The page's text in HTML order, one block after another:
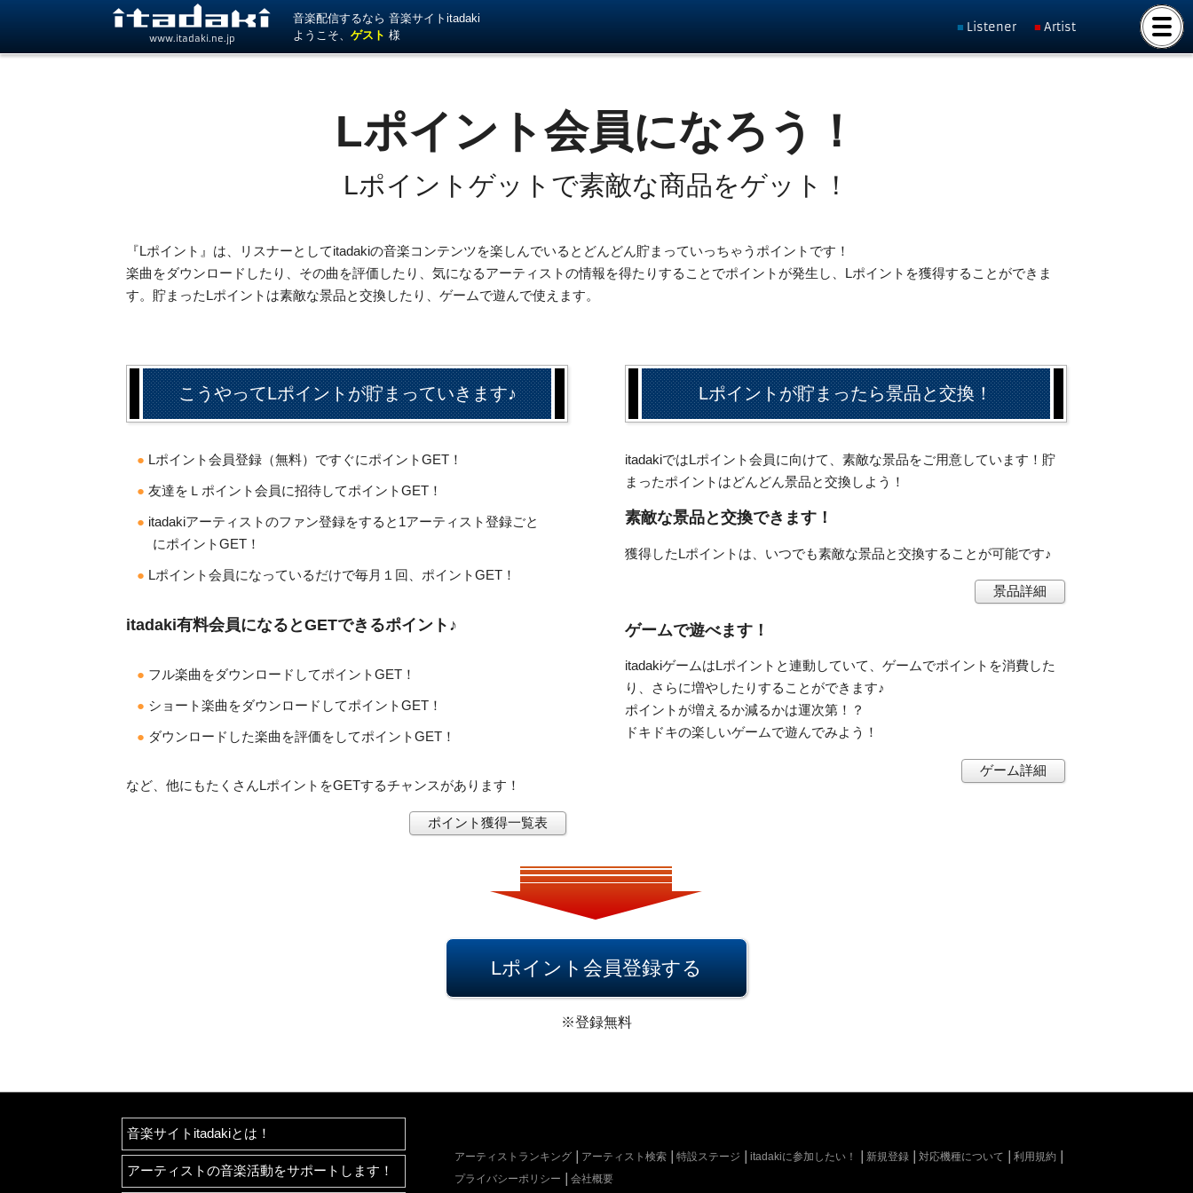
www.itadaki.ne.jp
音楽配信するなら 音楽サイトitadaki
ようこそ、ゲスト 様
Listener Artist
Lポイント会員になろう！
Lポイントゲットで素敵な商品をゲット！
『Lポイント』は、リスナーとしてitadakiの音楽コンテンツを楽しんでいるとどんどん貯まっていっちゃうポイントです！
楽曲をダウンロードしたり、その曲を評価したり、気になるアーティストの情報を得たりすることでポイントが発生し、Lポイントを獲得することができま
す。貯まったLポイントは素敵な景品と交換したり、ゲームで遊んで使えます。
こうやってLポイントが貯まっていきます♪
Lポイント会員登録（無料）ですぐにポイントGET！
友達をＬポイント会員に招待してポイントGET！
itadakiアーティストのファン登録をすると1アーティスト登録ごと
にポイントGET！
Lポイント会員になっているだけで毎月１回、ポイントGET！
itadaki有料会員になるとGETできるポイント♪
フル楽曲をダウンロードしてポイントGET！
ショート楽曲をダウンロードしてポイントGET！
ダウンロードした楽曲を評価をしてポイントGET！
など、他にもたくさんLポイントをGETするチャンスがあります！
ポイント獲得一覧表
Lポイントが貯まったら景品と交換！
itadakiではLポイント会員に向けて、素敵な景品をご用意しています！貯
まったポイントはどんどん景品と交換しよう！
素敵な景品と交換できます！
獲得したLポイントは、いつでも素敵な景品と交換することが可能です♪
景品詳細
ゲームで遊べます！
itadakiゲームはLポイントと連動していて、ゲームでポイントを消費した
り、さらに増やしたりすることができます♪
ポイントが増えるか減るかは運次第！？
ドキドキの楽しいゲームで遊んでみよう！
ゲーム詳細
Lポイント会員登録する
※登録無料
音楽サイトitadakiとは！
アーティストの音楽活動をサポートします！
アーティストランキング アーティスト検索 特設ステージ itadakiに参加したい！ 新規登録 対応機種について
利用規約
プライバシーポリシー
会社概要